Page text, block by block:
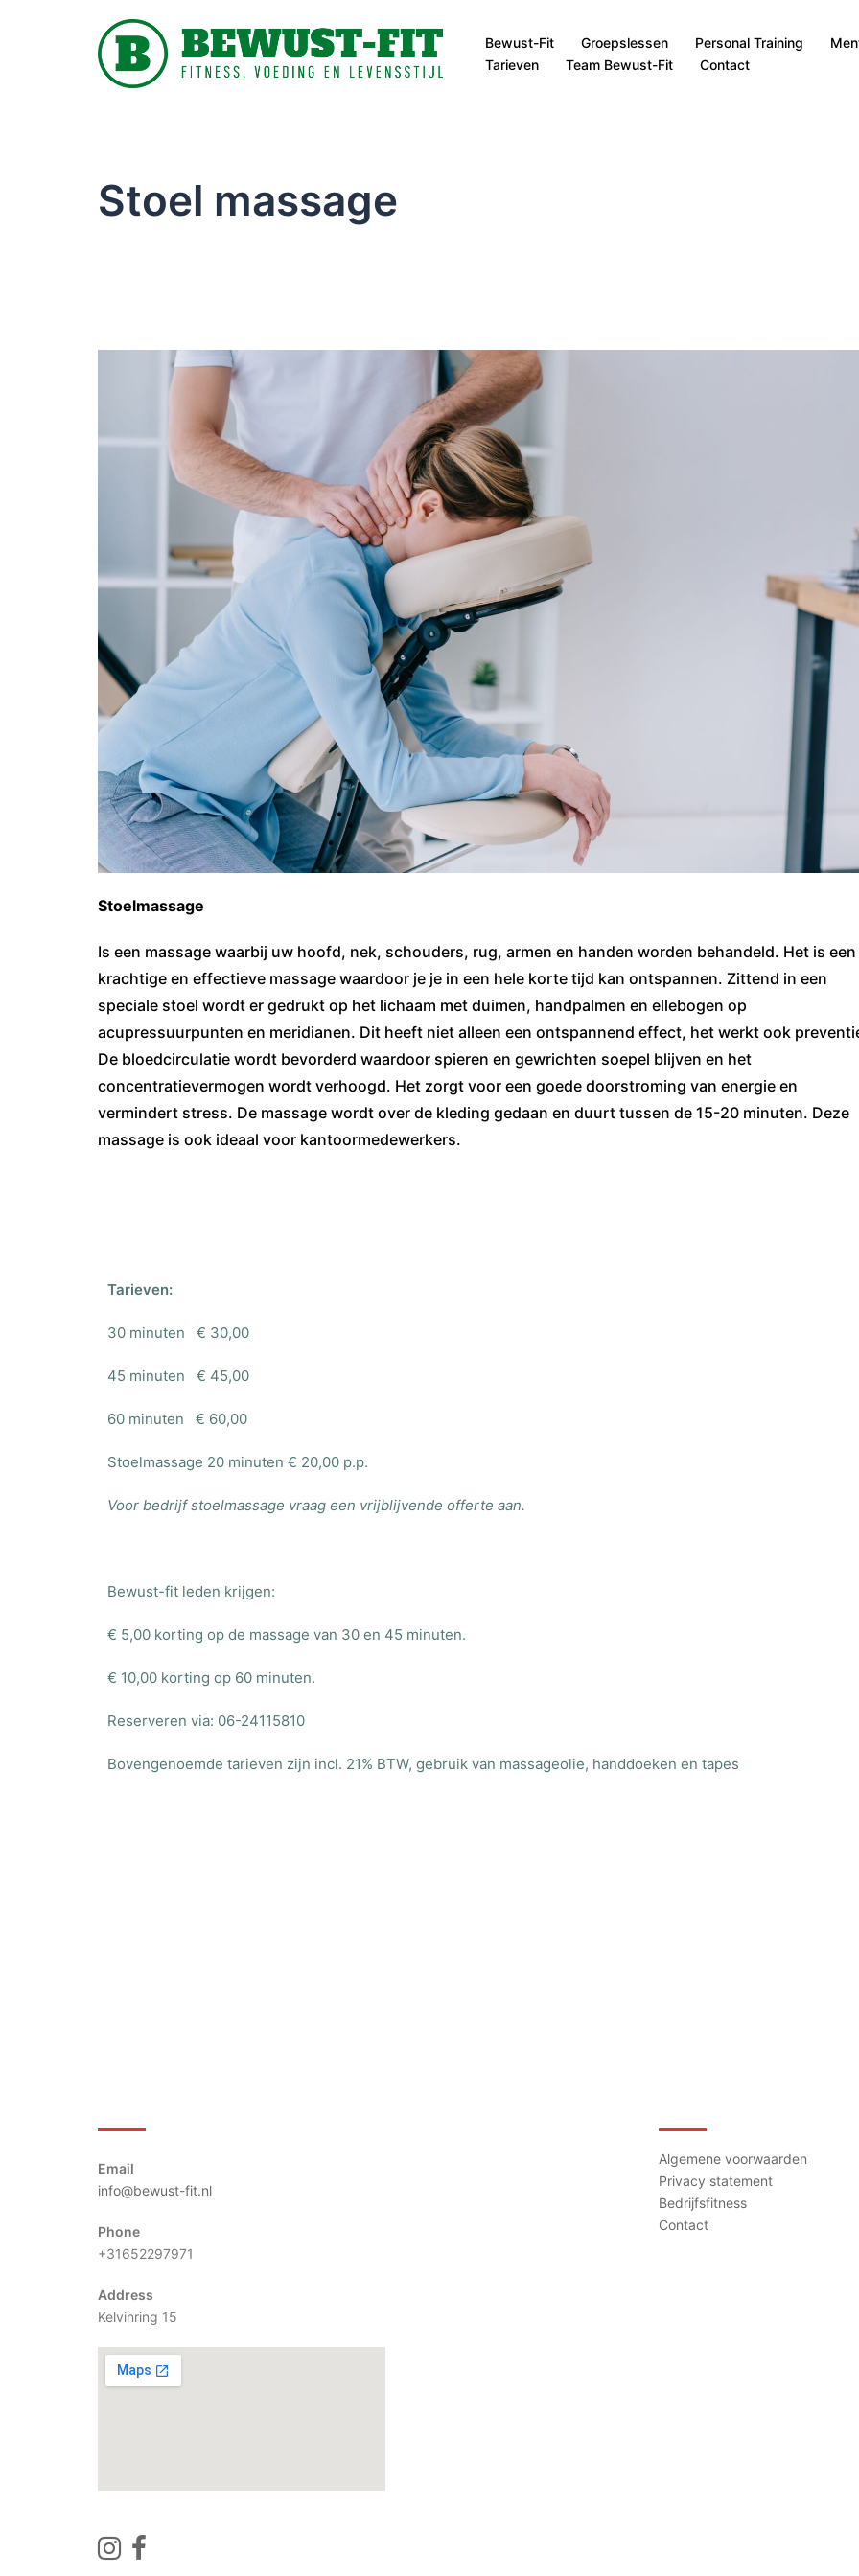
Bewust-Fit Groepslessen Personal Training
Tarieven
Team Bewust-Fit Contact
Stoel massage
Stoelmassage
Is een massage waarbij uw hoofd, nek, schouders, rug, armen en handen worden behandeld. Het is een
krachtige en effectieve massage waardoor je je in een hele korte tijd kan ontspannen. Zittend in een
speciale stoel wordt er gedrukt op het lichaam met duimen, handpalmen en ellebogen op
acupressuurpunten en meridianen. Dit heeft niet alleen een ontspannend effect, het werkt ook
De bloedcirculatie wordt bevorderd waardoor spieren en gewrichten soepel blijven en het
concentratievermogen wordt verhoogd. Het zorgt voor een goede doorstroming van energie en
vermindert stress. De massage wordt over de kleding gedaan en duurt tussen de 15-20 minuten. Deze
massage is ook ideaal voor kantoormedewerkers.
Tarieven:
30 minuten € 30,00
45 minuten € 45,00
60 minuten € 60,00
Stoelmassage 20 minuten € 20,00 p.p.
Voor bedrijf stoelmassage vraag een vrijblijvende offerte aan.
Bewust-fit leden krijgen:
€ 5,00 korting op de massage van 30 en 45 minuten.
€ 10,00 korting op 60 minuten.
Reserveren via: 06-24115810
Bovengenoemde tarieven zijn incl. 21% BTW, gebruik van massageolie, handdoeken en tapes
Email
info@bewust-fit.nl
Phone
+31652297971
Address
Kelvinring 15
Algemene voorwaarden
Privacy statement
Bedrijfsfitness
Contact